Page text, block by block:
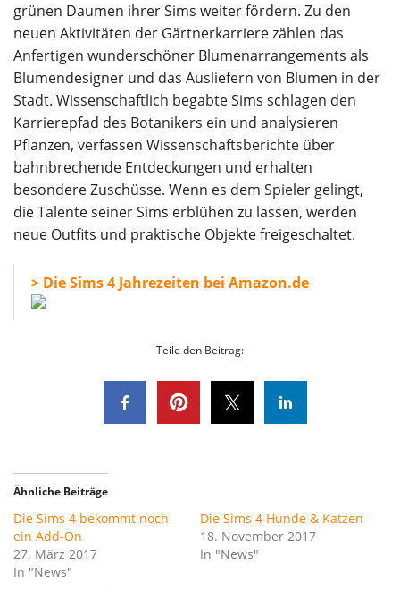
grünen Daumen ihrer Sims weiter fördern. Zu den
neuen Aktivitäten der Gärtnerkarriere zählen das
Anfertigen wunderschöner Blumenarrangements als
Blumendesigner und das Ausliefern von Blumen in der
Stadt. Wissenschaftlich begabte Sims schlagen den
Karrierepfad des Botanikers ein und analysieren
Pflanzen, verfassen Wissenschaftsberichte über
bahnbrechende Entdeckungen und erhalten
besondere Zuschüsse. Wenn es dem Spieler gelingt,
die Talente seiner Sims erblühen zu lassen, werden
neue Outfits und praktische Objekte freigeschaltet.
> Die Sims 4 Jahrezeiten bei Amazon.de
Teile den Beitrag:
Ähnliche Beiträge
Die Sims 4 bekommt noch
ein Add-On
27. März 2017
In "News"
Die Sims 4 Hunde & Katzen
18. November 2017
In "News"